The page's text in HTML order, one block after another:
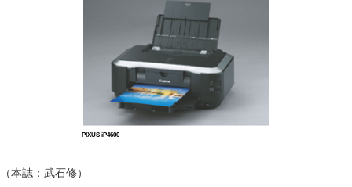
PIXUS iP4600
（本誌：武石修）